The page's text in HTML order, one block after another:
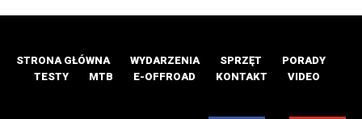
STRONA GŁÓWNA WYDARZENIA SPRZĘT
PORADY
TESTY
MTB E-OFFROAD KONTAKT VIDEO